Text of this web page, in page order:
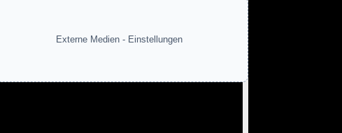
Externe Medien - Einstellungen